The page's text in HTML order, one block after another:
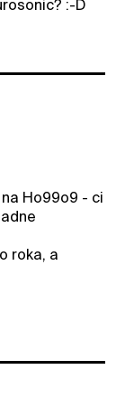
:-D
Ho99o9 - ci
roka, a